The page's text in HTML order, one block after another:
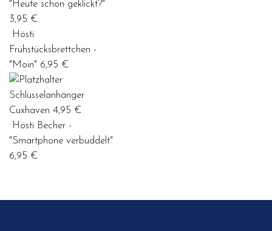
"Heute schon geklickt?"
3,95 €
Hösti
Frühstücksbrettchen -
"Moin" 6,95 €
Schlüsselanhänger
Cuxhaven 4,95 €
Hösti Becher -
"Smartphone verbuddelt"
6,95 €